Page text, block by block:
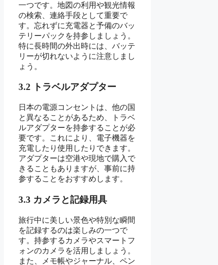
一つです。地図の利用や観光情報
の検索、連絡手段として重要で
す。忘れずに充電器と予備のバッ
テリーパックを持参しましょう。
特に長時間の外出時には、バッテ
リーが切れないように注意しまし
ょう。
3.2 トラベルアダプター
日本の電源コンセントは、他の国
と異なることがあるため、トラベ
ルアダプターを持参することが必
要です。これにより、電子機器を
充電したり使用したりできます。
アダプターは空港や現地で購入で
きることもありますが、事前に持
参することをおすすめします。
3.3 カメラと記録用具
旅行中に美しい景色や特別な瞬間
を記録するのは楽しみの一つで
す。持参するカメラやスマートフ
ォンのカメラを活用しましょう。
また、メモ帳やジャーナル、ペン